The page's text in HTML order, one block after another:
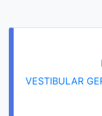
VESTIBULAR